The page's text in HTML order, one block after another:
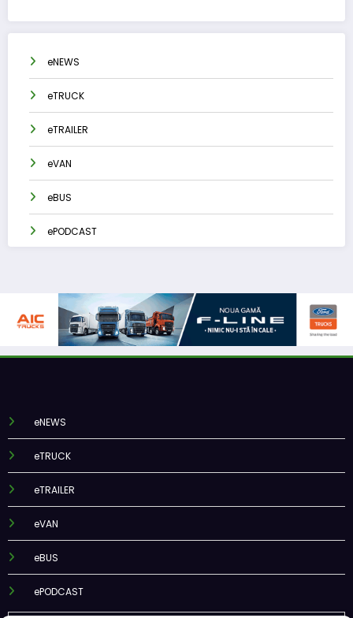
eNEWS
eTRUCK
eTRAILER
eVAN
eBUS
ePODCAST
eNEWS
eTRUCK
eTRAILER
eVAN
eBUS
ePODCAST